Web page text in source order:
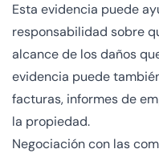
Esta evidencia puede
responsabilidad sobre
alcance de los daños
evidencia puede
facturas, informes de
la propiedad.
Negociación con las